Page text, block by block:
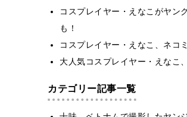
コスプレイヤー・えなこがヤン
も！
コスプレイヤー・えなこ、ネコ
大人気コスプレイヤー・えなこ
カテゴリー記事一覧